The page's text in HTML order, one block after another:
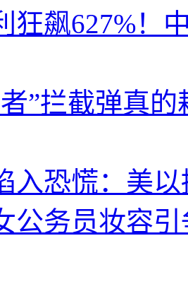
狂飙627%！
”拦截弹真
入恐慌：美
公务员妆容